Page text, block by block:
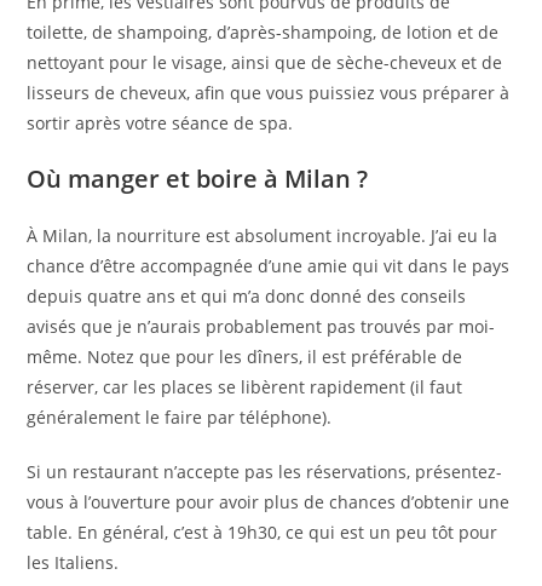
toilette, de shampoing, d’après-shampoing, de lotion et de
nettoyant pour le visage, ainsi que de sèche-cheveux et de
lisseurs de cheveux, afin que vous puissiez vous préparer à
sortir après votre séance de spa.
Où manger et boire à Milan ?
À Milan, la nourriture est absolument incroyable. J’ai eu la
chance d’être accompagnée d’une amie qui vit dans le pays
depuis quatre ans et qui m’a donc donné des conseils
avisés que je n’aurais probablement pas trouvés par moi-
même. Notez que pour les dîners, il est préférable de
réserver, car les places se libèrent rapidement (il faut
généralement le faire par téléphone).
Si un restaurant n’accepte pas les réservations, présentez-
vous à l’ouverture pour avoir plus de chances d’obtenir une
table. En général, c’est à 19h30, ce qui est un peu tôt pour
les Italiens.